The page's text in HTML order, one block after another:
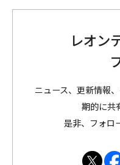
レオン
ニュース、更新情報
期的に共
是非、フォロ